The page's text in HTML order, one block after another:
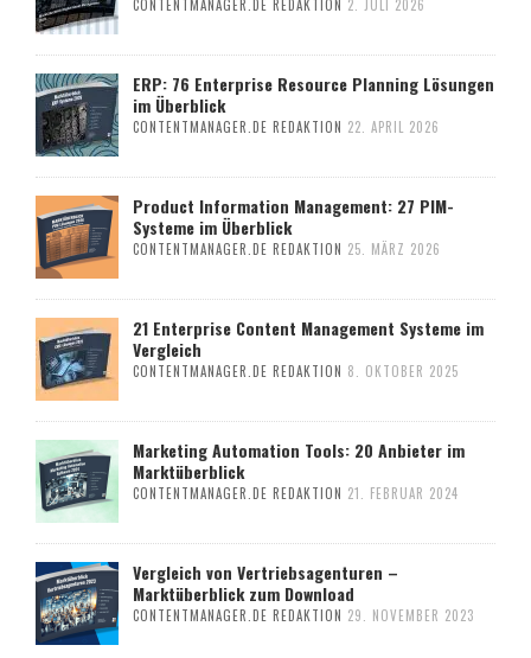
CONTENTMANAGER.DE REDAKTION 2. JULI 2026
ERP: 76 Enterprise Resource Planning Lösungen
im Überblick
CONTENTMANAGER.DE REDAKTION 22. APRIL 2026
Product Information Management: 27 PIM-
Systeme im Überblick
CONTENTMANAGER.DE REDAKTION 25. MÄRZ 2026
21 Enterprise Content Management Systeme im
Vergleich
CONTENTMANAGER.DE REDAKTION 8. OKTOBER 2025
Marketing Automation Tools: 20 Anbieter im
Marktüberblick
CONTENTMANAGER.DE REDAKTION 21. FEBRUAR 2024
Vergleich von Vertriebsagenturen –
Marktüberblick zum Download
CONTENTMANAGER.DE REDAKTION 29. NOVEMBER 2023